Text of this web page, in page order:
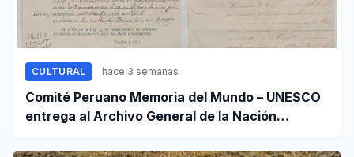
CULTURAL hace 3 semanas
Comité Peruano Memoria del Mundo – UNESCO
entrega al Archivo General de la Nación